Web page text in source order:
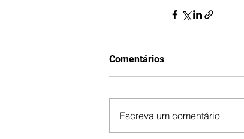
Comentários
Escreva um comentário